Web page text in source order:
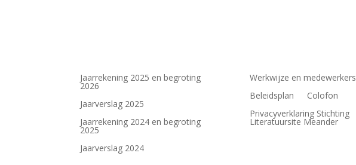
Jaarrekening 2025 en begroting
2026
Jaarverslag 2025
Jaarrekening 2024 en begroting
2025
Jaarverslag 2024
Werkwijze en medewerkers
Beleidsplan
Colofon
Privacyverklaring Stichting
Literatuursite Meander